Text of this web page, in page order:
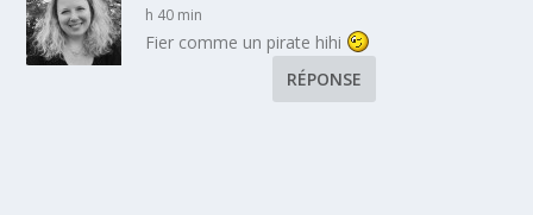
h 40 min
Fier comme un pirate hihi
RÉPONSE